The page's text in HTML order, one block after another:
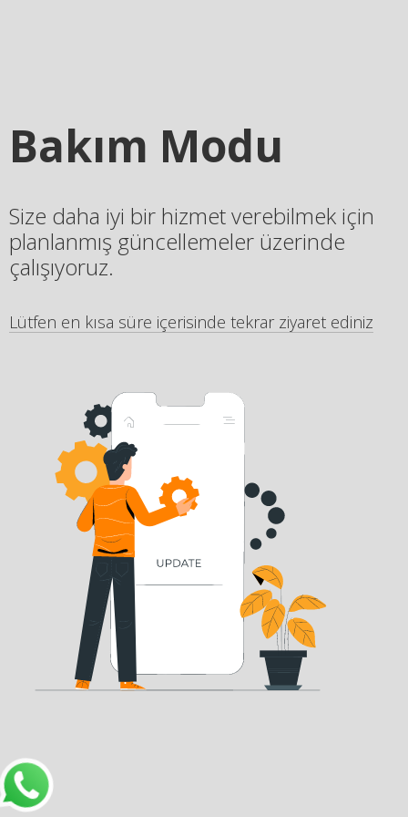
Bakım Modu
Size daha iyi bir hizmet verebilmek için
planlanmış güncellemeler üzerinde
çalışıyoruz.
Lütfen en kısa süre içerisinde tekrar ziyaret ediniz